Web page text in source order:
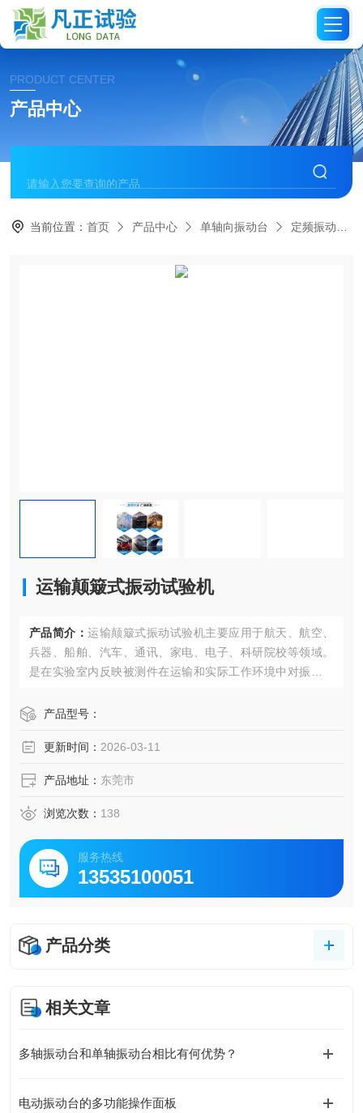
PRODUCT CENTER
产品中心
当前位置：首页 产品中心 单轴向振动台 定频振动台
运输颠簸式振动试验机
产品简介： 运输颠簸式振动试验机主要应用于航天、航空、
兵器、船舶、汽车、通讯、家电、电子、科研院校等领域。
是在实验室内反映被测件在运输和实际工作环境中对振动环
验、产品合格鉴定试验全过程等不可少的重要试验手段。
产品型号：
更新时间： 2026-03-11
产品地址： 东莞市
浏览次数： 138
服务热线
13535100051
产品分类
相关文章
多轴振动台和单轴振动台相比有何优势？
电动振动台的多功能操作面板